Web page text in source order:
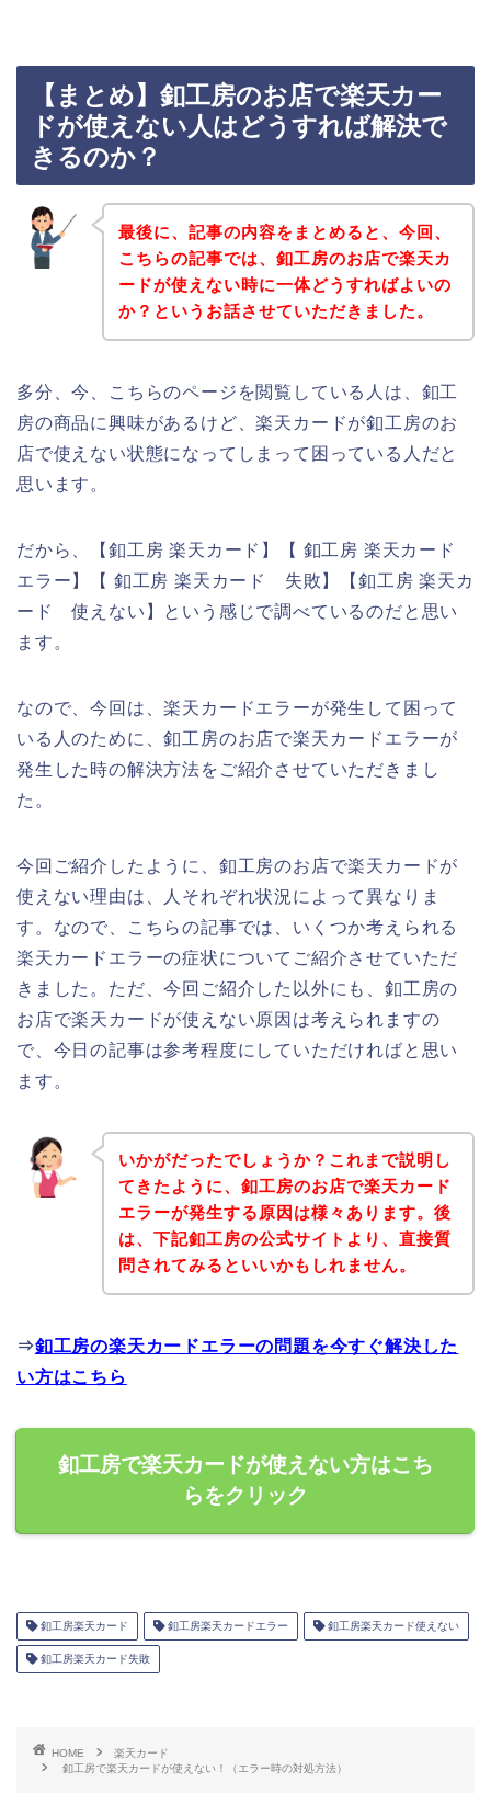
【まとめ】釦工房のお店で楽天カー
ドが使えない人はどうすれば解決で
きるのか？
最後に、記事の内容をまとめると、今回、
こちらの記事では、釦工房のお店で楽天カ
ードが使えない時に一体どうすればよいの
か？というお話させていただきました。
多分、今、こちらのページを閲覧している人は、釦工
房の商品に興味があるけど、楽天カードが釦工房のお
店で使えない状態になってしまって困っている人だと
思います。
だから、【釦工房 楽天カード】【 釦工房 楽天カード
エラー】【 釦工房 楽天カード 失敗】【釦工房 楽天カ
ード 使えない】という感じで調べているのだと思い
ます。
なので、今回は、楽天カードエラーが発生して困って
いる人のために、釦工房のお店で楽天カードエラーが
発生した時の解決方法をご紹介させていただきまし
た。
今回ご紹介したように、釦工房のお店で楽天カードが
使えない理由は、人それぞれ状況によって異なりま
す。なので、こちらの記事では、いくつか考えられる
楽天カードエラーの症状についてご紹介させていただ
きました。ただ、今回ご紹介した以外にも、釦工房の
お店で楽天カードが使えない原因は考えられますの
で、今日の記事は参考程度にしていただければと思い
ます。
いかがだったでしょうか？これまで説明し
てきたように、釦工房のお店で楽天カード
エラーが発生する原因は様々あります。後
は、下記釦工房の公式サイトより、直接質
問されてみるといいかもしれません。
⇒釦工房の楽天カードエラーの問題を今すぐ解決した
い方はこちら
釦工房で楽天カードが使えない方はこち
らをクリック
釦工房楽天カード 釦工房楽天カードエラー 釦工房楽天カード使えない
釦工房楽天カード失敗
HOME
楽天カード
釦工房で楽天カードが使えない！（エラー時の対処方法）